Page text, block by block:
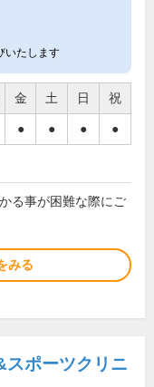
いたします
金 土 日 祝
● ● ● ●
る事が困難な際にご
みる
スポーツクリニ